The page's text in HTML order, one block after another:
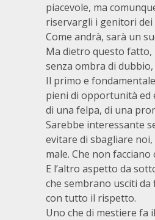
piacevole, ma
riservargli i genitori dei
Come andrà, sarà un
Ma dietro questo fatto,
senza ombra di dubbio,
Il primo e
pieni di opportunità ed
di una felpa, di una
Sarebbe interessante
evitare di sbagliare
male. Che non
E l’altro aspetto da
che sembrano usciti da
con tutto il rispetto.
Uno che di mestiere fa il